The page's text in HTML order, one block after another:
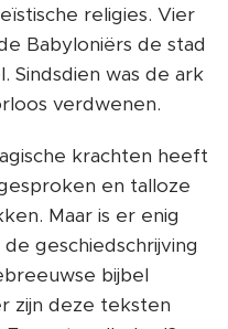
religies. Vier
Babyloniërs de stad
was de ark
verdwenen.
krachten heeft
en talloze
Maar is er enig
geschiedschrijving
bijbel
zijn deze teksten